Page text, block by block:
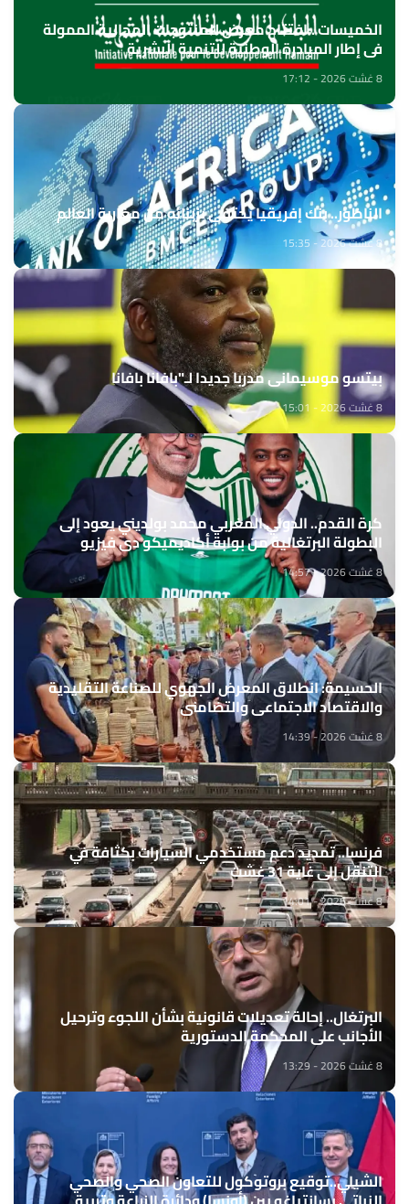
الخميسات ..افتتاح معرض للمنتوجات المجالية الممولة
في إطار المبادرة الوطنية للتنمية البشرية
8 غشت 2026 - 17:12
الناظور.. بنك إفريقيا يحتفي بزبنائه من مغاربة العالم
8 غشت 2026 - 15:35
بيتسو موسيماني مدربا جديدا لـ"بافانا بافانا
8 غشت 2026 - 15:01
كرة القدم.. الدولي المغربي محمد بولديني يعود إلى
البطولة البرتغالية من بوابة أكاديميكو دي فيزيو
8 غشت 2026 - 14:57
الحسيمة: انطلاق المعرض الجهوي للصناعة التقليدية
والاقتصاد الاجتماعي والتضامني
8 غشت 2026 - 14:39
فرنسا.. تمديد دعم مستخدمي السيارات بكثافة في
التنقل إلى غاية 31 غشت
8 غشت 2026 - 14:01
البرتغال.. إحالة تعديلات قانونية بشأن اللجوء وترحيل
الأجانب على المحكمة الدستورية
8 غشت 2026 - 13:29
الشيلي..توقيع بروتوكول للتعاون الصحي والصحي